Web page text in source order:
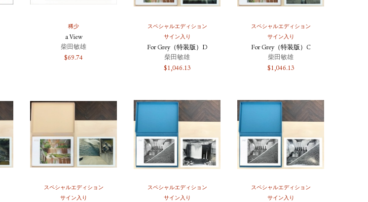
稀少
a View
柴田敏雄
$69.74
スペシャルエディション
サイン入り
For Grey（特装版）D
柴田敏雄
$1,046.13
スペシャルエディション
サイン入り
For Grey（特装版）C
柴田敏雄
$1,046.13
スペシャルエディション
サイン入り
スペシャルエディション
サイン入り
スペシャルエディション
サイン入り